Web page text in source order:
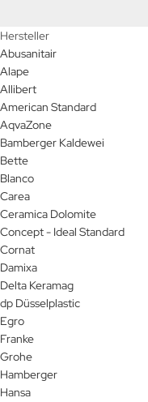
Hersteller
Abusanitair
Alape
Allibert
American Standard
AqvaZone
Bamberger Kaldewei
Bette
Blanco
Carea
Ceramica Dolomite
Concept - Ideal Standard
Cornat
Damixa
Delta Keramag
dp Düsselplastic
Egro
Franke
Grohe
Hamberger
Hansa